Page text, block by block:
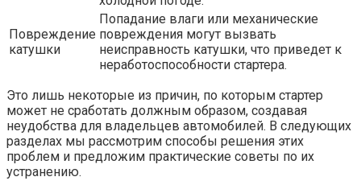
Повреждение
катушки
Попадание влаги или механические
повреждения могут вызвать
неисправность катушки, что приведет к
неработоспособности стартера.
Это лишь некоторые из причин, по которым стартер
может не сработать должным образом, создавая
неудобства для владельцев автомобилей. В следующих
разделах мы рассмотрим способы решения этих
проблем и предложим практические советы по их
устранению.